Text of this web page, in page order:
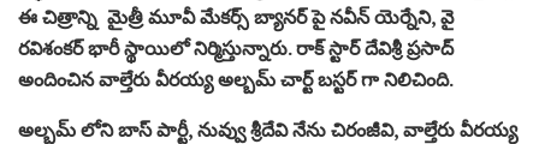
ఈ చిత్రాన్ని మైత్రీ మూవీ మేకర్స్‌ బ్యానర్ పై నవీన్ యెర్నేని, వై
రవిశంకర్ భారీ స్థాయిలో నిర్మిస్తున్నారు. రాక్ స్టార్ దేవిశ్రీ ప్రసాద్
అందించిన వాల్తేరు వీరయ్య అల్బమ్ చార్ట్ బస్టర్ గా నిలిచింది.
అల్బమ్‌ లోని బాస్ పార్టీ, నువ్వు శ్రీదేవి నేను చిరంజీవి, వాల్తేరు వీరయ్య